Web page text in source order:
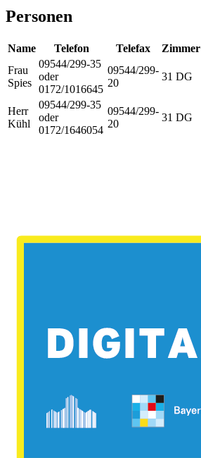
Personen
Name Telefon Telefax Zimmer
Frau
Spies
09544/299-35
oder
0172/1016645
09544/299-
20
31 DG
Herr
Kühl
09544/299-35
oder
0172/1646054
09544/299-
20
31 DG